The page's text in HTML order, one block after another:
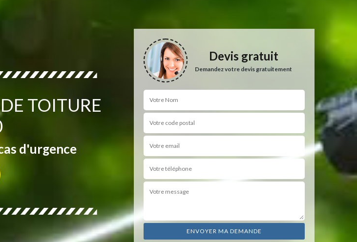
TOITURE
d'urgence
Devis gratuit
Demandez votre devis gratuitement